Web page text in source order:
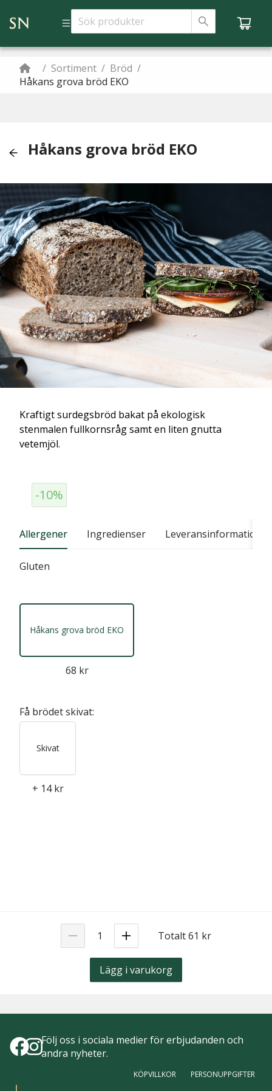
/ Sortiment / Bröd /
Håkans grova bröd EKO
Håkans grova bröd EKO
Kraftigt surdegsbröd bakat på ekologisk
stenmalen fullkornsråg samt en liten gnutta
vetemjöl.
-10%
Allergener Ingredienser Leveransinformation
Gluten
Håkans grova bröd EKO
68 kr
Få brödet skivat:
Skivat
+ 14 kr
Totalt 61 kr
Lägg i varukorg
Följ oss i sociala medier för erbjudanden och
andra nyheter.
KÖPVILLKOR PERSONUPPGIFTER